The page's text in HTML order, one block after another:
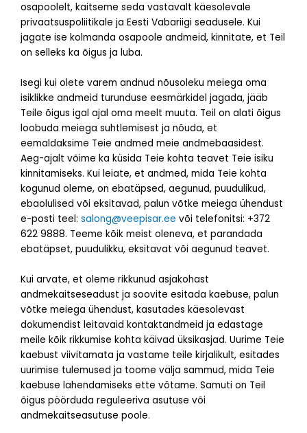
osapoolelt, kaitseme seda vastavalt käesolevale
privaatsuspoliitikale ja Eesti Vabariigi seadusele. Kui
jagate ise kolmanda osapoole andmeid, kinnitate, et Teil
on selleks ka õigus ja luba.
Isegi kui olete varem andnud nõusoleku meiega oma
isiklikke andmeid turunduse eesmärkidel jagada, jääb
Teile õigus igal ajal oma meelt muuta. Teil on alati õigus
loobuda meiega suhtlemisest ja nõuda, et
eemaldaksime Teie andmed meie andmebaasidest.
Aeg-ajalt võime ka küsida Teie kohta teavet Teie isiku
kinnitamiseks. Kui leiate, et andmed, mida Teie kohta
kogunud oleme, on ebatäpsed, aegunud, puudulikud,
ebaolulised või eksitavad, palun võtke meiega ühendust
e-posti teel: salong@veepisar.ee või telefonitsi: +372
622 9888. Teeme kõik meist oleneva, et parandada
ebatäpset, puudulikku, eksitavat või aegunud teavet.
Kui arvate, et oleme rikkunud asjakohast
andmekaitseseadust ja soovite esitada kaebuse, palun
võtke meiega ühendust, kasutades käesolevast
dokumendist leitavaid kontaktandmeid ja edastage
meile kõik rikkumise kohta käivad üksikasjad. Uurime Teie
kaebust viivitamata ja vastame teile kirjalikult, esitades
uurimise tulemused ja toome välja sammud, mida Teie
kaebuse lahendamiseks ette võtame. Samuti on Teil
õigus pöörduda reguleeriva asutuse või
andmekaitseasutuse poole.